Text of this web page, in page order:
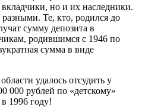
но и их наследники.
Те, кто, родился до
сумму депозита в
родившимся с 1946 по
сумма в виде
удалось отсудить у
000 рублей по «детскому»
1996 году!